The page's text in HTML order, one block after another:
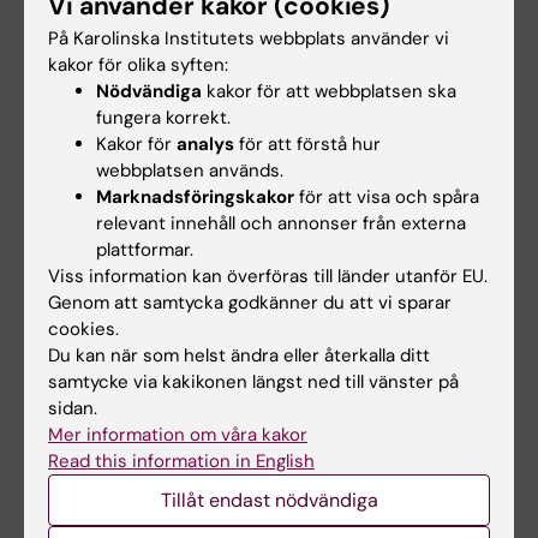
förut.”
Text: Fredrik Hedlund, först publicerad i
Medicinsk Vetenskap nr 4/2019.
Hade du nytta av informationen på denna sida?
Yes
No
Innehållsgranskare:
Cecilia Odlind
Redaktör:Cecilia Odlind
Sidan uppdaterad:
På Karolinska Institutets webbplats använder vi
kakor för olika syften:
Nödvändiga kakor för att webbplatsen ska
fungera korrekt.
Kakor för analys för att förstå hur
webbplatsen används.
Marknadsföringskakor för att visa och spåra
relevant innehåll och annonser från externa
plattformar.
Viss information kan överföras till länder utanför EU.
Genom att samtycka godkänner du att vi sparar
cookies.
Du kan när som helst ändra eller återkalla ditt
samtycke via kakikonen längst ned till vänster på
sidan.
Mer information om våra kakor
Read this information in English
Tillåt endast nödvändiga